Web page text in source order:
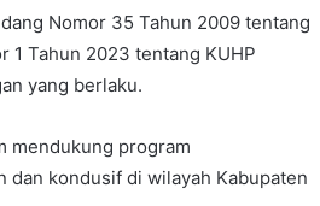
Nomor 35 Tahun 2009 tentang
1 Tahun 2023 tentang KUHP
yang berlaku.
mendukung program
dan kondusif di wilayah Kabupaten